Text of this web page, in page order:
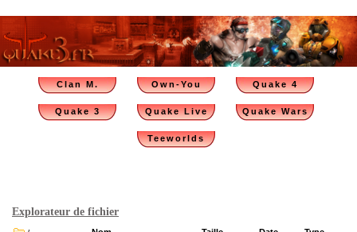
Clan M. Own-You Quake 4
Quake 3 Quake Live Quake Wars
Teeworlds
Explorateur de fichier